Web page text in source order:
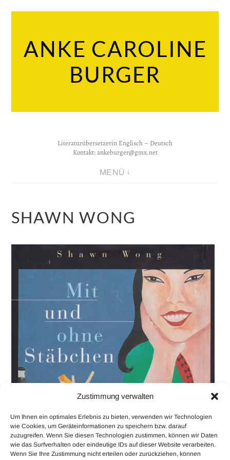
Zustimmung verwalten
Um Ihnen ein optimales Erlebnis zu bieten, verwenden wir Technologien
wie Cookies, um Geräteinformationen zu speichern bzw. darauf
zuzugreifen. Wenn Sie diesen Technologien zustimmen, können wir Daten
wie das Surfverhalten oder eindeutige IDs auf dieser Website verarbeiten.
Wenn Sie Ihre Zustimmung nicht erteilen oder zurückziehen, können
springen
ANKE CAROLINE
BURGER
Literaturübersetzerin Englisch – Deutsch
Kontakt:ankeburger@gmx.net
MENÜ
SHAWN WONG